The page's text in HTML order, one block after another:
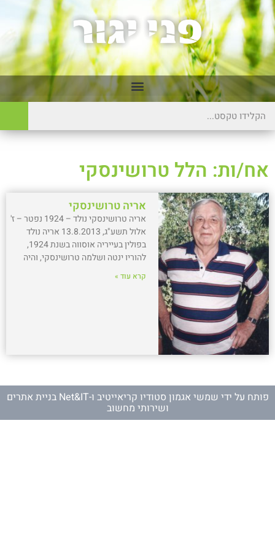
אח/ות: הלל טרושינסקי
אריה טרושינסקי
אריה טרושינסקי נולד – 1924 נפטר – ז'
אלול תשע"ג, 13.8.2013 אריה נולד
בפולין בעייריה אוסווה בשנת 1924,
להוריו ינטה ושלמה טרושינסקי, והיה
קרא עוד »
פותח על ידי שמשי אגמון סטודיו קריאייטיב ו- Net&IT בניית אתרים
ושירותי מחשוב